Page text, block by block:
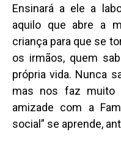
Ensinará a ele a
aquilo que abre a
criança para que se
os irmãos, quem
própria vida. Nunca
mas nos faz muito
amizade com a
social” se aprende,